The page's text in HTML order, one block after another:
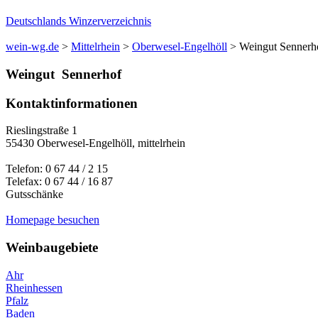
Deutschlands Winzerverzeichnis
wein-wg.de > Mittelrhein > Oberwesel-Engelhöll > Weingut
Weingut Sennerhof
Kontaktinformationen
Rieslingstraße 1
55430 Oberwesel-Engelhöll, mittelrhein
Telefon: 0 67 44 / 2 15
Telefax: 0 67 44 / 16 87
Gutsschänke
Homepage besuchen
Weinbaugebiete
Ahr
Rheinhessen
Pfalz
Baden